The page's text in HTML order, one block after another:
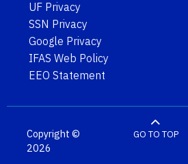
UF Privacy
SSN Privacy
Google Privacy
IFAS Web Policy
EEO Statement
Copyright ©
2026
GO TO TOP